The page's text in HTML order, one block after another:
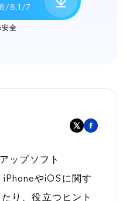
8.1/7
安全
ップソフト
iPhoneやiOSに関す
り、役立つヒント